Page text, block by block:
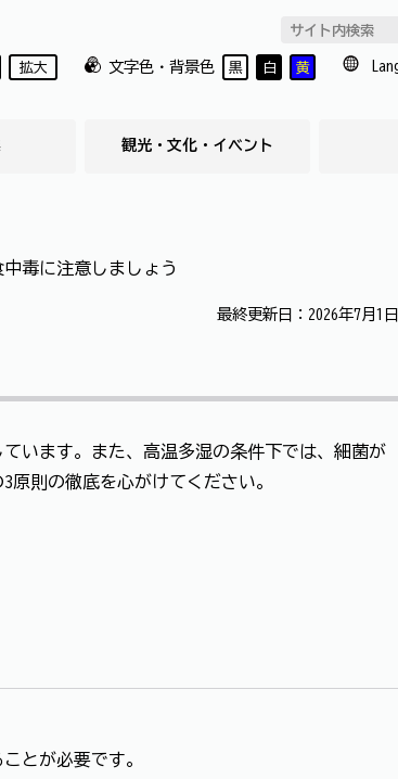
拡大 文字色・背景色 黒 白 黄
観光・文化・イベント
毒に注意しましょう
最終更新日：2026年7月1日
います。また、高温多湿の条件下では、細菌が
則の徹底を心がけてください。
とが必要です。